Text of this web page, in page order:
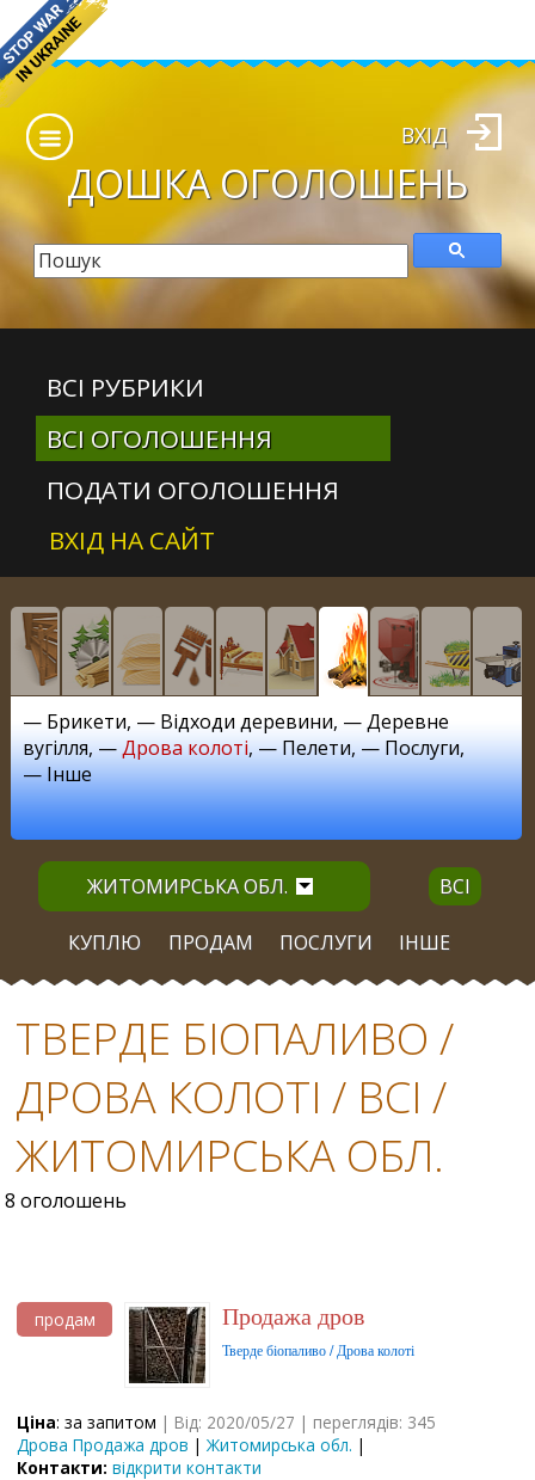
ДОШКАОГОЛОШЕНЬ
ВХІД
ВСІ РУБРИКИ
ВСІ ОГОЛОШЕННЯ
ПОДАТИ ОГОЛОШЕННЯ
ВХІД НА САЙТ
— Брикети, — Відходи деревини, —Деревне
вугілля, —Дрова колоті, —Пелети, —Послуги,
—Інше
ЖИТОМИРСЬКА ОБЛ. ВСІ
КУПЛЮ ПРОДАМ ПОСЛУГИ ІНШЕ
ТВЕРДЕ БІОПАЛИВО /
ДРОВА КОЛОТІ / ВСІ /
ЖИТОМИРСЬКА ОБЛ.
8 оголошень
продам Продажа дров
Тверде біопаливо / Дрова колоті
Ціна: за запитом | Від: 2020/05/27 | переглядів: 345
Дрова Продажа дров |Житомирська обл. |
Контакти: відкрити контакти